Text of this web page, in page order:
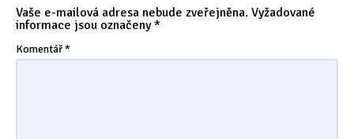
Tipy & triky(17)
Vaše e-mailová adresa nebude zveřejněna. Vyžadované
informace jsou označeny*
Komentář*